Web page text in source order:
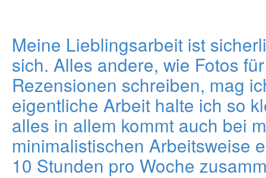
Meine Lieblingsarbeit ist
sich. Alles andere, wie Fotos
Rezensionen schreiben, mag
eigentliche Arbeit halte ich so
alles in allem kommt auch bei
minimalistischen Arbeitsweise
10 Stunden pro Woche